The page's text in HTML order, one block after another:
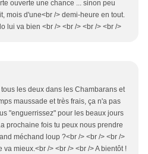
ouverte une chance ... sinon peu
mois d'une<br /> demi-heure en tout.
lui va bien <br /> <br /> <br /> <br />
les deux dans les Chambarans et
maussade et très frais, ça n'a pas
"enguerrissez" pour les beaux jours
prochaine fois tu peux nous prendre
méchand loup ?<br /> <br /> <br />
mieux.<br /> <br /> <br /> A bientôt !